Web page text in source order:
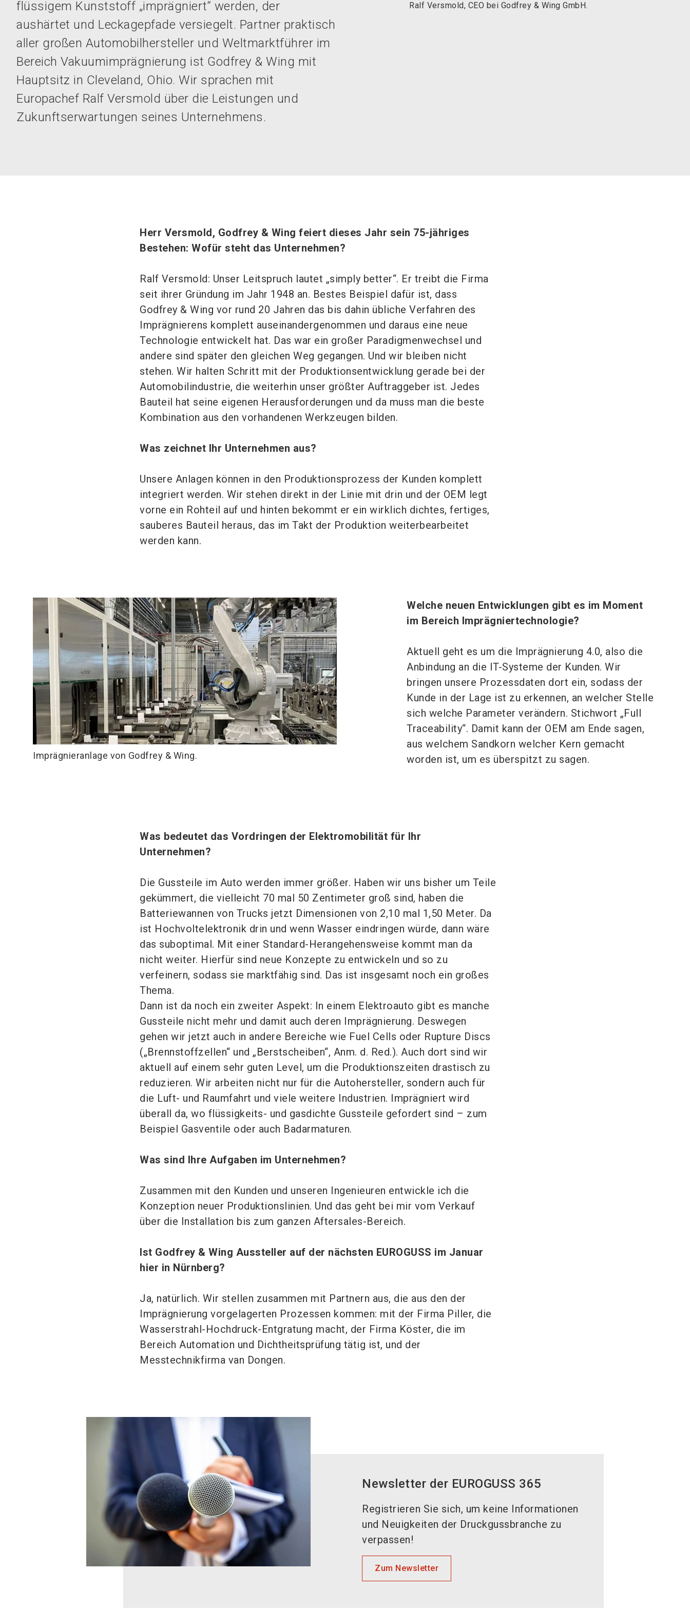
flüssigem Kunststoff „imprägniert“ werden, der
aushärtet und Leckagepfade versiegelt. Partner praktisch
aller großen Automobilhersteller und Weltmarktführer im
Bereich Vakuumimprägnierung ist Godfrey & Wing mit
Hauptsitz in Cleveland, Ohio. Wir sprachen mit
Europachef Ralf Versmold über die Leistungen und
Zukunftserwartungen seines Unternehmens.
Ralf Versmold, CEO bei Godfrey & Wing GmbH.
Herr Versmold, Godfrey & Wing feiert dieses Jahr sein 75-jähriges
Bestehen: Wofür steht das Unternehmen?
Ralf Versmold: Unser Leitspruch lautet „simply better“. Er treibt die Firma
seit ihrer Gründung im Jahr 1948 an. Bestes Beispiel dafür ist, dass
Godfrey & Wing vor rund 20 Jahren das bis dahin übliche Verfahren des
Imprägnierens komplett auseinandergenommen und daraus eine neue
Technologie entwickelt hat. Das war ein großer Paradigmenwechsel und
andere sind später den gleichen Weg gegangen. Und wir bleiben nicht
stehen. Wir halten Schritt mit der Produktionsentwicklung gerade bei der
Automobilindustrie, die weiterhin unser größter Auftraggeber ist. Jedes
Bauteil hat seine eigenen Herausforderungen und da muss man die beste
Kombination aus den vorhandenen Werkzeugen bilden.
Was zeichnet Ihr Unternehmen aus?
Unsere Anlagen können in den Produktionsprozess der Kunden komplett
integriert werden. Wir stehen direkt in der Linie mit drin und der OEM legt
vorne ein Rohteil auf und hinten bekommt er ein wirklich dichtes, fertiges,
sauberes Bauteil heraus, das im Takt der Produktion weiterbearbeitet
werden kann.
Imprägnieranlage von Godfrey & Wing.
Welche neuen Entwicklungen gibt es im Moment
im Bereich Imprägniertechnologie?
Aktuell geht es um die Imprägnierung 4.0, also die
Anbindung an die IT-Systeme der Kunden. Wir
bringen unsere Prozessdaten dort ein, sodass der
Kunde in der Lage ist zu erkennen, an welcher Stelle
sich welche Parameter verändern. Stichwort „Full
Traceability“. Damit kann der OEM am Ende sagen,
aus welchem Sandkorn welcher Kern gemacht
worden ist, um es überspitzt zu sagen.
Was bedeutet das Vordringen der Elektromobilität für Ihr
Unternehmen?
Die Gussteile im Auto werden immer größer. Haben wir uns bisher um Teile
gekümmert, die vielleicht 70 mal 50 Zentimeter groß sind, haben die
Batteriewannen von Trucks jetzt Dimensionen von 2,10 mal 1,50 Meter. Da
ist Hochvoltelektronik drin und wenn Wasser eindringen würde, dann wäre
das suboptimal. Mit einer Standard-Herangehensweise kommt man da
nicht weiter. Hierfür sind neue Konzepte zu entwickeln und so zu
verfeinern, sodass sie marktfähig sind. Das ist insgesamt noch ein großes
Thema.
Dann ist da noch ein zweiter Aspekt: In einem Elektroauto gibt es manche
Gussteile nicht mehr und damit auch deren Imprägnierung. Deswegen
gehen wir jetzt auch in andere Bereiche wie Fuel Cells oder Rupture Discs
(„Brennstoffzellen“ und „Berstscheiben“, Anm. d. Red.). Auch dort sind wir
aktuell auf einem sehr guten Level, um die Produktionszeiten drastisch zu
reduzieren. Wir arbeiten nicht nur für die Autohersteller, sondern auch für
die Luft- und Raumfahrt und viele weitere Industrien. Imprägniert wird
überall da, wo flüssigkeits- und gasdichte Gussteile gefordert sind – zum
Beispiel Gasventile oder auch Badarmaturen.
Was sind Ihre Aufgaben im Unternehmen?
Zusammen mit den Kunden und unseren Ingenieuren entwickle ich die
Konzeption neuer Produktionslinien. Und das geht bei mir vom Verkauf
über die Installation bis zum ganzen Aftersales-Bereich.
Ist Godfrey & Wing Aussteller auf der nächsten EUROGUSS im Januar
hier in Nürnberg?
Ja, natürlich. Wir stellen zusammen mit Partnern aus, die aus den der
Imprägnierung vorgelagerten Prozessen kommen: mit der Firma Piller, die
Wasserstrahl-Hochdruck-Entgratung macht, der Firma Köster, die im
Bereich Automation und Dichtheitsprüfung tätig ist, und der
Messtechnikfirma van Dongen.
Newsletter der EUROGUSS 365
Registrieren Sie sich, um keine Informationen
und Neuigkeiten der Druckgussbranche zu
verpassen!
Zum Newsletter